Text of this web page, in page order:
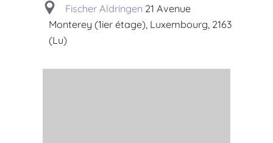
Fischer Aldringen 21 Avenue
Monterey (1ier étage), Luxembourg, 2163
(Lu)